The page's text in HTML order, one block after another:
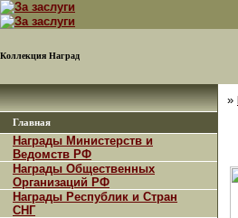
Коллекция Наград
Главная
Награды Министерств и
Ведомств РФ
Награды Общественных
Организаций РФ
Награды Республик и Стран
СНГ
»